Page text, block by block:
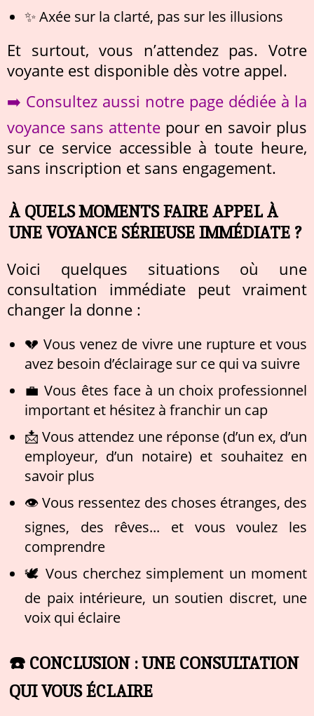
✨ Axée sur la clarté, pas sur les illusions
Et surtout, vous n’attendez pas. Votre
voyante est disponible dès votre appel.
➡️ Consultez aussi notre page dédiée à la
voyance sans attente pour en savoir plus
sur ce service accessible à toute heure,
sans inscription et sans engagement.
À QUELS MOMENTS FAIRE APPEL À
UNE VOYANCE SÉRIEUSE IMMÉDIATE ?
Voici quelques situations où une
consultation immédiate peut vraiment
changer la donne :
💔 Vous venez de vivre une rupture et vous
avez besoin d’éclairage sur ce qui va suivre
💼 Vous êtes face à un choix professionnel
important et hésitez à franchir un cap
📩 Vous attendez une réponse (d’un ex, d’un
employeur, d’un notaire) et souhaitez en
savoir plus
👁️ Vous ressentez des choses étranges, des
signes, des rêves... et vous voulez les
comprendre
🕊️ Vous cherchez simplement un moment
de paix intérieure, un soutien discret, une
voix qui éclaire
☎️ CONCLUSION : UNE CONSULTATION
QUI VOUS ÉCLAIRE